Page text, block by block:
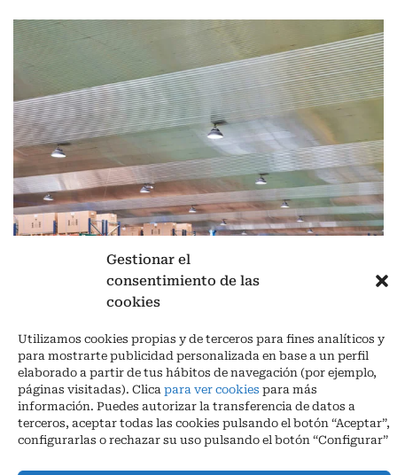
Gestionar el
consentimiento de las
cookies
Utilizamos cookies propias y de terceros para fines analíticos y
para mostrarte publicidad personalizada en base a un perfil
elaborado a partir de tus hábitos de navegación (por ejemplo,
páginas visitadas). Clica para ver cookies para más
información. Puedes autorizar la transferencia de datos a
terceros, aceptar todas las cookies pulsando el botón “Aceptar”,
configurarlas o rechazar su uso pulsando el botón “Configurar”
Aviso legal|Política de privacidad
Ctra. A-3132, De Aguilar a A-318 por Moriles km 15,5 M.I. (Córdoba)
España
COORDENADAS: Latitud: 37,40 – Longitud -04,58 | Telf. + 34 957 51
30 68
info@infrico.com Infrico SL 2026©. Diseñado porBabait Technology